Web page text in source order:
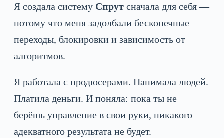
Я создала систему Спрут сначала для себя —
потому что меня задолбали бесконечные
переходы, блокировки и зависимость от
алгоритмов.
Я работала с продюсерами. Нанимала людей.
Платила деньги. И поняла: пока ты не
берёшь управление в свои руки, никакого
адекватного результата не будет.